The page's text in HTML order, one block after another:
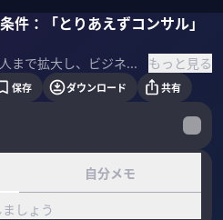
件：「とりあえずコンサル」
国内2.8万人まで拡大し、ビジネスが急成長しているアクセンチュア。AI時代にもアクセンチュアの独り勝ちは続くのか？AI時代に稼げるコンサルタントの条件とは何か？2025年12月に社長に就任した濱岡大氏に聞いた。 ＜ゲスト＞ 濱岡大｜アクセンチュア 社長 1998年アクセンチュア入社。2010年、製造・流通本部マネジング・ディレクターに就任。小売事業の統括責任者を経て、21年12月執行役員。23年6月より常務執行役員・ビジネスコンサルティング本部統括本部長。25年12月より現職の社長を務める。 ＜目次＞ もっと見る
保存 ダウンロード 共有
自分メモ
しょう